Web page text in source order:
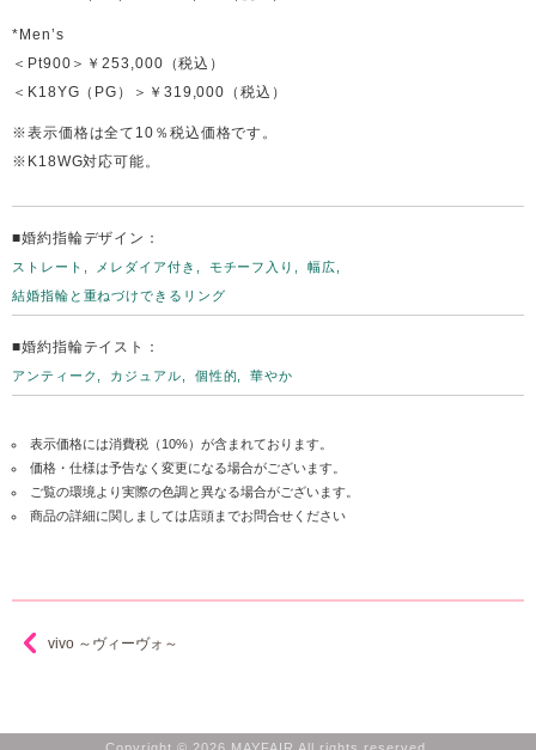
*Men’s
＜Pt900＞￥253,000（税込）
＜K18YG（PG）＞￥319,000（税込）
※表示価格は全て10％税込価格です。
※K18WG対応可能。
■婚約指輪デザイン：
ストレート メレダイア付き モチーフ入り
幅広
結婚指輪と重ねづけできるリング
■婚約指輪テイスト：
アンティーク カジュアル 個性的 華やか
表示価格には消費税（10%）が含まれております。
価格・仕様は予告なく変更になる場合がございます。
ご覧の環境より実際の色調と異なる場合がございます。
商品の詳細に関しましては店頭までお問合せください
vivo ～ヴィーヴォ～